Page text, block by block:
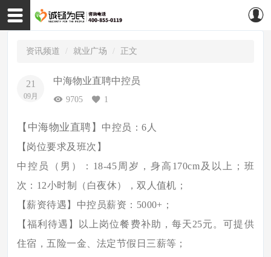
资讯频道 就业广场 正文
21
09月
中海物业直聘中控员
9705 1
【中海物业直聘】 中控员：6人
【岗位要求及班次】
中控员（男）： 18-45周岁，身高170cm及以上；班
次：12小时制（白夜休），双人值机；
【薪资待遇】中控员薪资： 5000+；
【福利待遇】以上岗位餐费补助，每天25元。可提供
住宿，五险一金、法定节假日三薪等；